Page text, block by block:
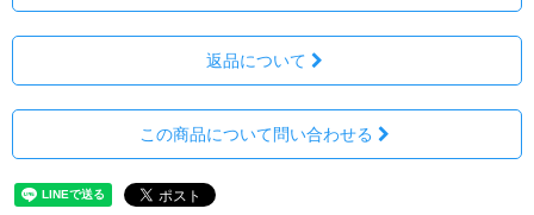
返品について
この商品について問い合わせる